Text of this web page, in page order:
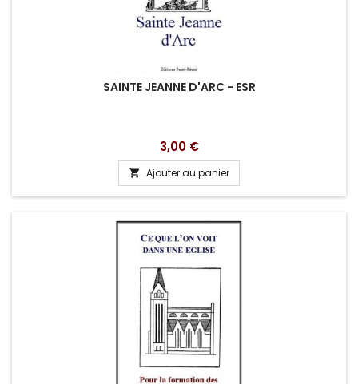
SAINTE JEANNE D'ARC - ESR
Prix
3,00 €
 Ajouter au panier